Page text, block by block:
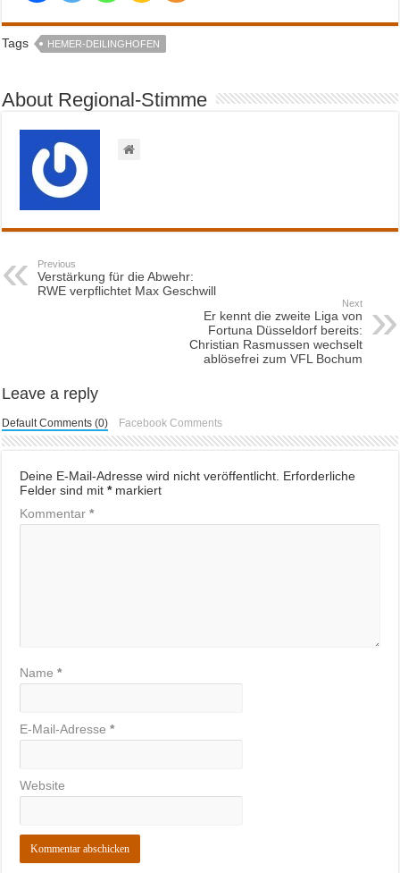
Tags HEMER-DEILINGHOFEN
About Regional-Stimme
Previous
Verstärkung für die Abwehr:
RWE verpflichtet Max Geschwill
Next
Er kennt die zweite Liga von
Fortuna Düsseldorf bereits:
Christian Rasmussen wechselt
ablösefrei zum VFL Bochum
Leave a reply
Default Comments (0) Facebook Comments
Deine E-Mail-Adresse wird nicht veröffentlicht. Erforderliche
Felder sind mit*markiert
Kommentar*
Name*
E-Mail-Adresse*
Website